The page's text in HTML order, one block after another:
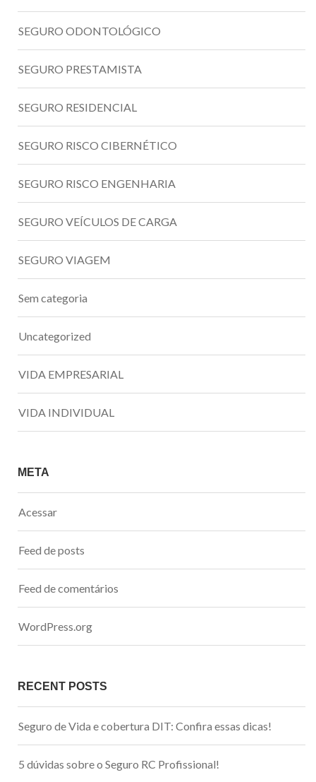
SEGURO ODONTOLÓGICO
SEGURO PRESTAMISTA
SEGURO RESIDENCIAL
SEGURO RISCO CIBERNÉTICO
SEGURO RISCO ENGENHARIA
SEGURO VEÍCULOS DE CARGA
SEGURO VIAGEM
Sem categoria
Uncategorized
VIDA EMPRESARIAL
VIDA INDIVIDUAL
META
Acessar
Feed de posts
Feed de comentários
WordPress.org
RECENT POSTS
Seguro de Vida e cobertura DIT: Confira essas dicas!
5 dúvidas sobre o Seguro RC Profissional!